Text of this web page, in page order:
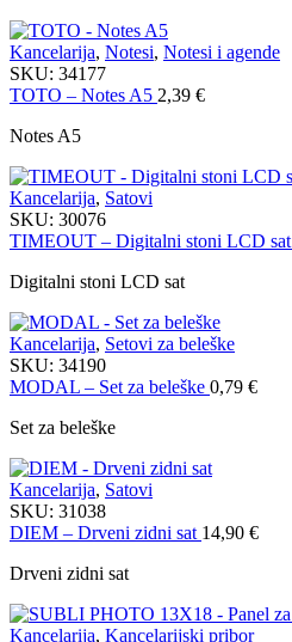
Kancelarija, Notesi, Notesi i agende
SKU: 34177
TOTO – Notes A5 2,39 €
Notes A5
Kancelarija, Satovi
SKU: 30076
TIMEOUT – Digitalni stoni LCD sat
Digitalni stoni LCD sat
Kancelarija, Setovi za beleške
SKU: 34190
MODAL – Set za beleške 0,79 €
Set za beleške
Kancelarija, Satovi
SKU: 31038
DIEM – Drveni zidni sat 14,90 €
Drveni zidni sat
Kancelarija, Kancelarijski pribor